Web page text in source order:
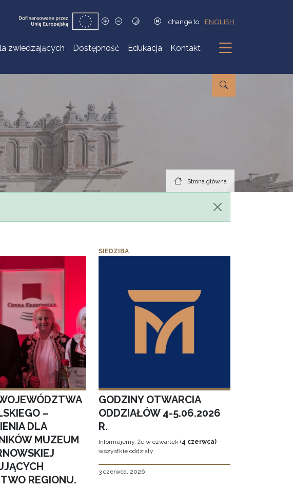
change to ENGLISH
zwiedzających Dostępność Edukacja Kontakt
Podmenu
Strona główna
–
DLA
MUZEUM
REGIONU.
SIEDZIBA
GODZINY OTWARCIA
ODDZIAŁÓW 4-5.06.2026
R.
Informujemy, że w czwartek (4 czerwca)
wszystkie oddziały
3 czerwca, 2026